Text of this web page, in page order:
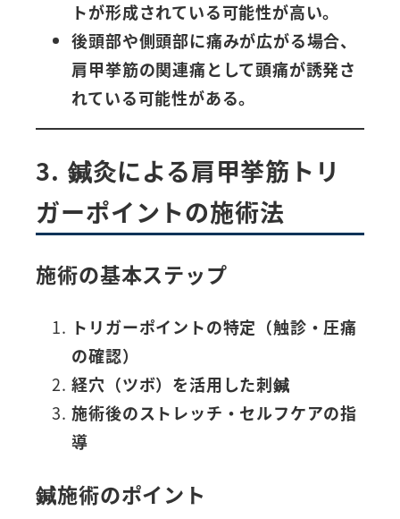
トが形成されている可能性が高い。
後頭部や側頭部に痛みが広がる場合、
肩甲挙筋の関連痛として頭痛が誘発さ
れている可能性がある。
3. 鍼灸による肩甲挙筋トリ
ガーポイントの施術法
施術の基本ステップ
トリガーポイントの特定（触診・圧痛
の確認）
経穴（ツボ）を活用した刺鍼
施術後のストレッチ・セルフケアの指
導
鍼施術のポイント